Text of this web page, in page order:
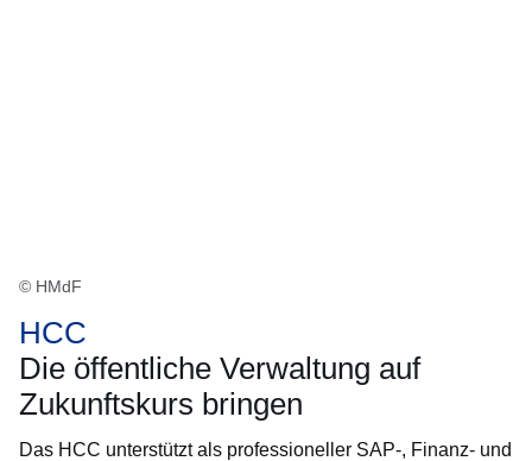
© HMdF
HCC
Die öffentliche Verwaltung auf
Zukunftskurs bringen
Das HCC unterstützt als professioneller SAP-, Finanz- und